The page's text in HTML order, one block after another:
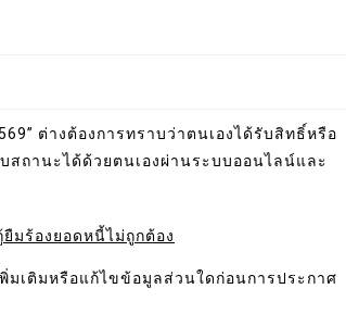
ต่างต้องการทราบว่าตนเองได้รับสิทธิ์หรือ
ถานะได้ด้วยตนเองผ่านระบบออนไลน์และ
มร้องยอดหนี้ไม่ถูกต้อง
มเติมหรือแก้ไขข้อมูลส่วนใดก่อนการประกาศ